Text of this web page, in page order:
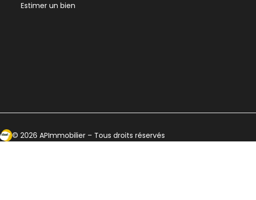
Estimer un bien
Ecosytème Ideeri
© 2026 APImmobilier – Tous droits réservés